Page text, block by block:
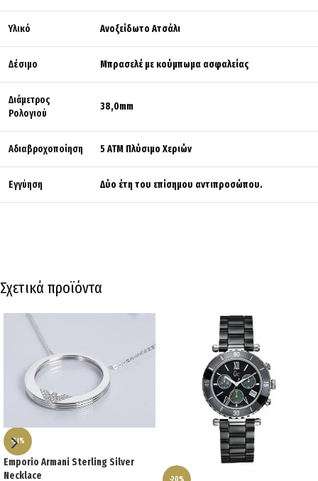
Υλικό Ανοξείδωτο Ατσάλι
Δέσιμο Μπρασελέ με κούμπωμα ασφαλείας
Διάμετρος
Ρολογιού
38,0mm
Αδιαβροχοποίηση 5 ΑΤΜ Πλύσιμο Χεριών
Εγγύηση Δύο έτη του επίσημου αντιπροσώπου.
Σχετικά προϊόντα
-21%
Emporio Armani Sterling Silver
Necklace